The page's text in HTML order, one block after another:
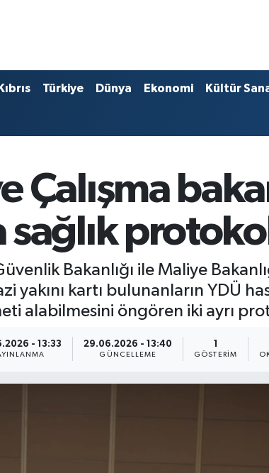
Türkiye Dünya Ekonomi Kültür
Çalışma
sağlık
Bakanlığı ile Maliye
yakını kartı bulunanların YDÜ
alabilmesini öngören iki ayrı
- 13:33 29.06.2026 - 13:40
GÜNCELLEME
1
GÖSTERIM